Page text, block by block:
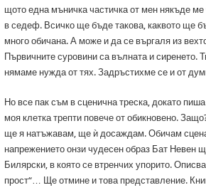
щото една мъничка частичка от мен някъде
в седеф. Всичко ще бъде такова, каквото ще
много обичана. А може и да се въргаля из
Първичните суровини са вълната и сиренето.
нямаме нужда от тях. Задръстихме се и от
Но все пак съм в сценична треска, докато
моя клетка трепти повече от обикновено.
ще я натъжавам, ще ѝ досаждам. Обичам
напрежението онзи чудесен образ Бат Невен
Билярски, в която се втренчих упорито.
прост“… Ще отмине и това представление.